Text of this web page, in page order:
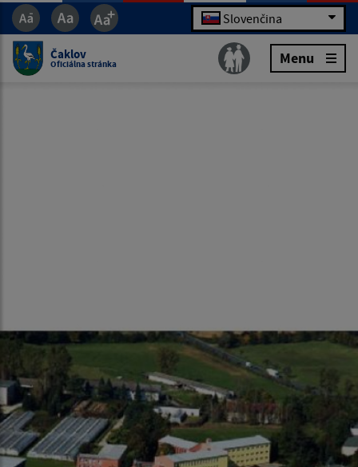
Slovenčina
Čaklov
Oficiálna stránka Menu